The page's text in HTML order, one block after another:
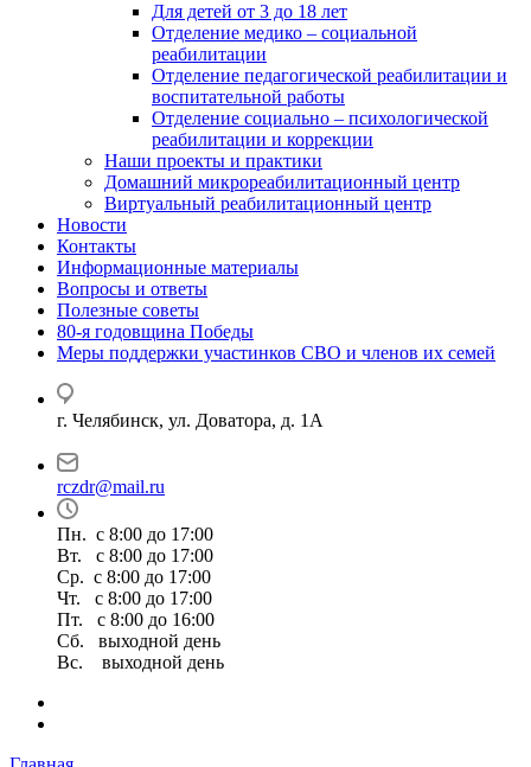
Для детей от 3 до 18 лет
Отделение медико – социальной
реабилитации
Отделение педагогической реабилитации и
воспитательной работы
Отделение социально – психологической
реабилитации и коррекции
Наши проекты и практики
Домашний микрореабилитационный центр
Виртуальный реабилитационный центр
Новости
Контакты
Информационные материалы
Вопросы и ответы
Полезные советы
80-я годовщина Победы
Меры поддержки участинков СВО и членов их семей
г. Челябинск, ул. Доватора, д. 1А
rczdr@mail.ru
Пн. с 8:00 до 17:00
Вт. с 8:00 до 17:00
Ср. с 8:00 до 17:00
Чт. с 8:00 до 17:00
Пт. с 8:00 до 16:00
Сб. выходной день
Вс. выходной день